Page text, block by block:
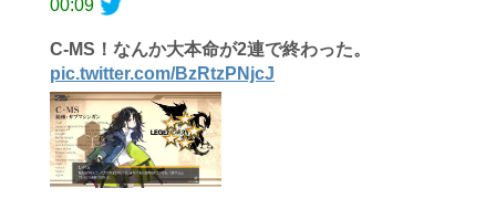
00:09
C-MS！なんか大本命が2連で終わった。
pic.twitter.com/BzRtzPNjcJ